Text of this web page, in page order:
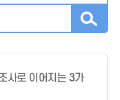
사로 이어지는 3가